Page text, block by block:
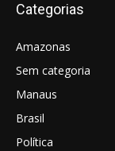
Categorias
Amazonas
Sem categoria
Manaus
Brasil
Política